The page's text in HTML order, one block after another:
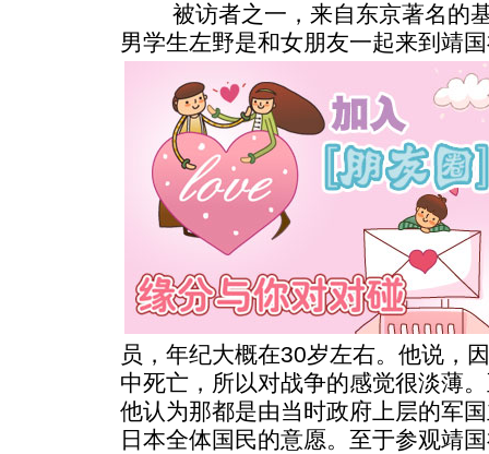
被访者之一，来自东京著名的基
男学生左野是和女朋友一起来到靖
员，年纪大概在30岁左右。他说，
中死亡，所以对战争的感觉很淡薄
他认为那都是由当时政府上层的军
日本全体国民的意愿。至于参观靖